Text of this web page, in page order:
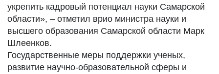
укрепить кадровый потенциал науки Самарской
области», – отметил врио министра науки и
высшего образования Самарской области Марк
Шлеенков.
Государственные меры поддержки ученых,
развитие научно-образовательной сферы и